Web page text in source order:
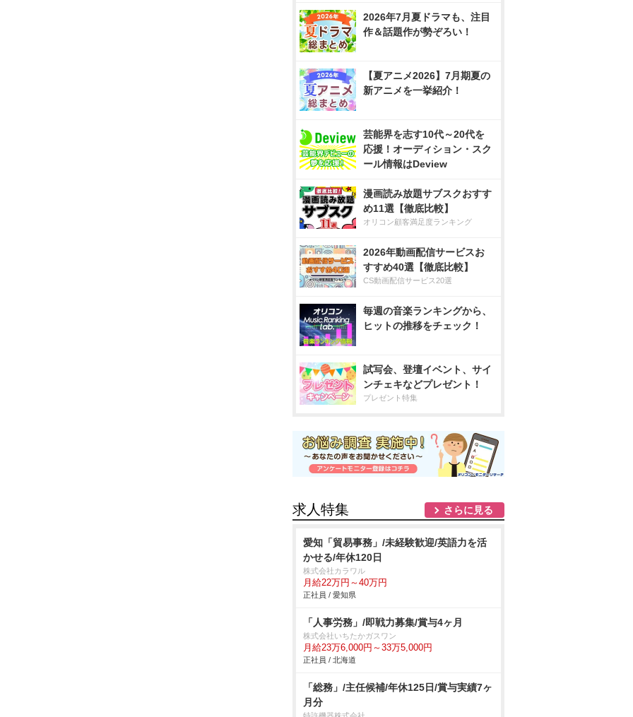
2026年7月夏ドラマも、注目
作＆話題作が勢ぞろい！
【夏アニメ2026】7月期夏の
新アニメを一挙紹介！
芸能界を志す10代～20代を
応援！オーディション・スク
ール情報はDeview
漫画読み放題サブスクおすす
め11選【徹底比較】
オリコン顧客満足度ランキング
2026年動画配信サービスお
すすめ40選【徹底比較】
CS動画配信サービス20選
毎週の音楽ランキングから、
ヒットの推移をチェック！
試写会、登壇イベント、サイ
ンチェキなどプレゼント！
プレゼント特集
求人特集 さらに見る
愛知「貿易事務」/未経験歓迎/英語力を活
かせる/年休120日
株式会社カラワル
月給22万円～40万円
正社員 / 愛知県
「人事労務」/即戦力募集/賞与4ヶ月
株式会社いちたかガスワン
月給23万6,000円～33万5,000円
正社員 / 北海道
「総務」/主任候補/年休125日/賞与実績7ヶ
月分